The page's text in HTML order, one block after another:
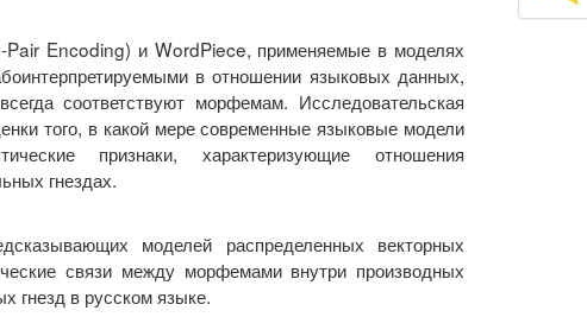
Pair Encoding) и WordPiece, применяемые в моделях
в отношении языковых данных,
соответствуют морфемам. Исследовательская
того, в какой мере современные языковые модели
признаки, характеризующие отношения
гнездах.
моделей распределенных векторных
связи между морфемами внутри производных
гнезд в русском языке.